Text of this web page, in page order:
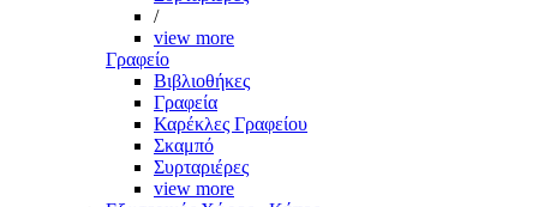
/
view more
Γραφείο
Βιβλιοθήκες
Γραφεία
Καρέκλες Γραφείου
Σκαμπό
Συρταριέρες
view more